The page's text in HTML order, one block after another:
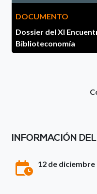
DOCUMENTO
Dossier del XI
Biblioteconomía
INFORMACIÓN
12 de diciembre